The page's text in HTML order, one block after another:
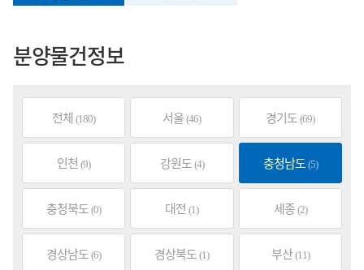
분양물건정보
전체 (180) 서울 (46) 경기도 (69)
인천 (9) 강원도 (4) 충청남도 (5)
충청북도 (0) 대전 (1) 세종 (2)
경상남도 (6) 경상북도 (1) 부산 (11)